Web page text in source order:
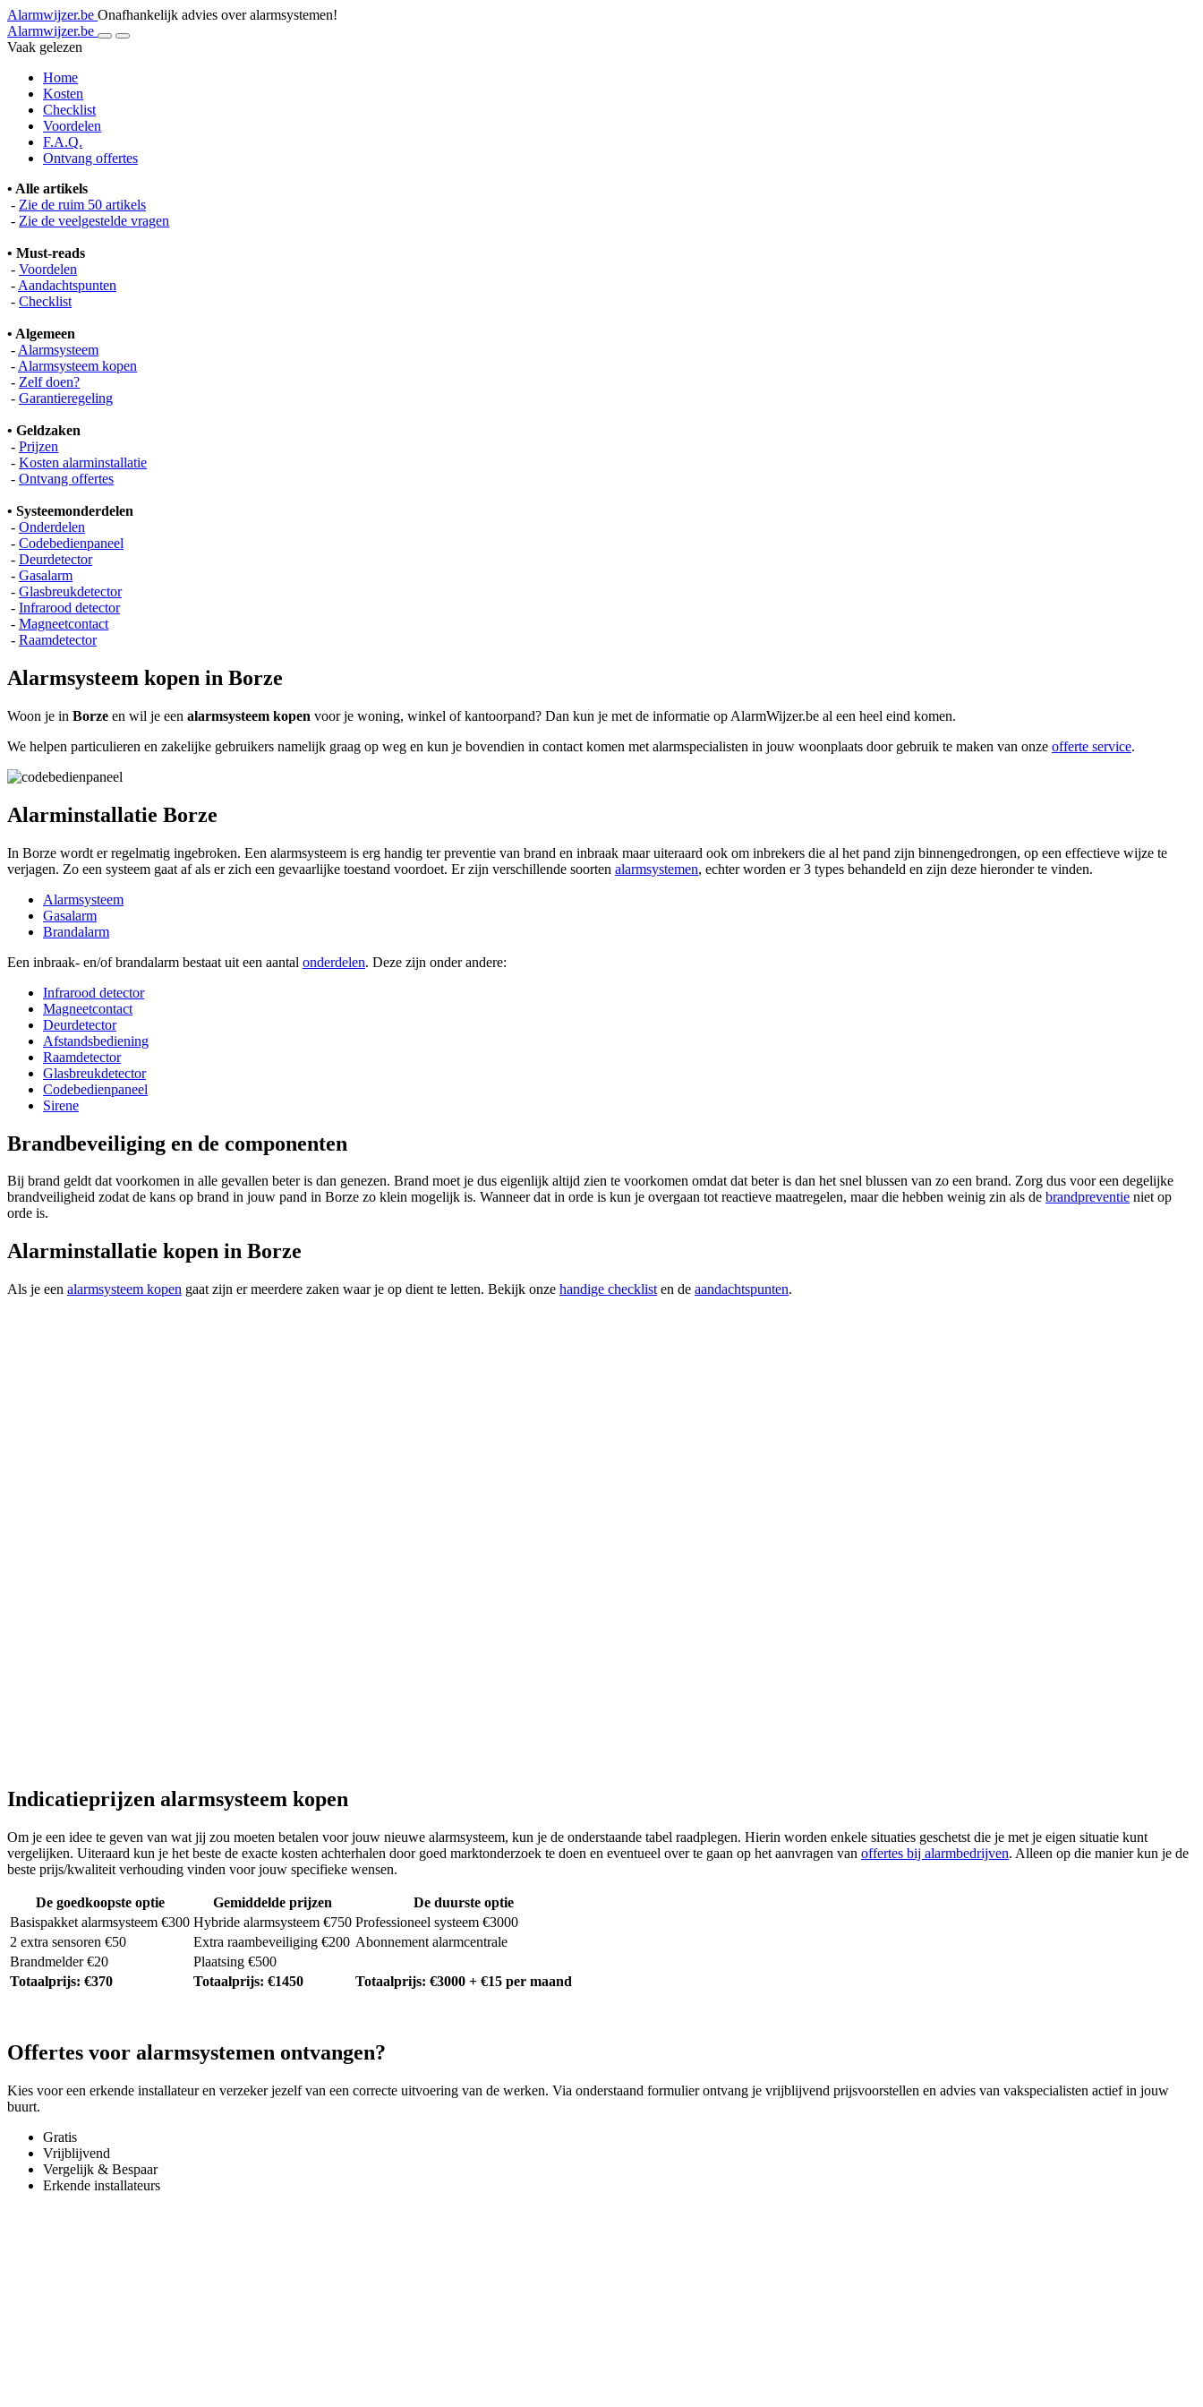
Alarmwijzer.be Onafhankelijk advies over alarmsystemen!
Alarmwijzer.be
Vaak gelezen
Home
Kosten
Checklist
Voordelen
F.A.Q.
Ontvang offertes
• Alle artikels
- Zie de ruim 50 artikels
- Zie de veelgestelde vragen
• Must-reads
- Voordelen
- Aandachtspunten
- Checklist
• Algemeen
- Alarmsysteem
- Alarmsysteem kopen
- Zelf doen?
- Garantieregeling
• Geldzaken
- Prijzen
- Kosten alarminstallatie
- Ontvang offertes
• Systeemonderdelen
- Onderdelen
- Codebedienpaneel
- Deurdetector
- Gasalarm
- Glasbreukdetector
- Infrarood detector
- Magneetcontact
- Raamdetector
Alarmsysteem kopen in Borze
Woon je in Borze en wil je een alarmsysteem kopen voor je woning, winkel of kantoorpand? Dan kun je met de informatie op AlarmWijzer.be al een heel eind komen.
We helpen particulieren en zakelijke gebruikers namelijk graag op weg en kun je bovendien in contact komen met alarmspecialisten in jouw woonplaats door gebruik te maken van onze offerte service.
Alarminstallatie Borze
In Borze wordt er regelmatig ingebroken. Een alarmsysteem is erg handig ter preventie van brand en inbraak maar uiteraard ook om inbrekers die al het pand zijn binnengedrongen, op een effectieve wijze te
verjagen. Zo een systeem gaat af als er zich een gevaarlijke toestand voordoet. Er zijn verschillende soorten alarmsystemen, echter worden er 3 types behandeld en zijn deze hieronder te vinden.
Alarmsysteem
Gasalarm
Brandalarm
Een inbraak- en/of brandalarm bestaat uit een aantal onderdelen. Deze zijn onder andere:
Infrarood detector
Magneetcontact
Deurdetector
Afstandsbediening
Raamdetector
Glasbreukdetector
Codebedienpaneel
Sirene
Brandbeveiliging en de componenten
Bij brand geldt dat voorkomen in alle gevallen beter is dan genezen. Brand moet je dus eigenlijk altijd zien te voorkomen omdat dat beter is dan het snel blussen van zo een brand. Zorg dus voor een degelijke
brandveiligheid zodat de kans op brand in jouw pand in Borze zo klein mogelijk is. Wanneer dat in orde is kun je overgaan tot reactieve maatregelen, maar die hebben weinig zin als de brandpreventie niet op
orde is.
Alarminstallatie kopen in Borze
Als je een alarmsysteem kopen gaat zijn er meerdere zaken waar je op dient te letten. Bekijk onze handige checklist en de aandachtspunten.
Indicatieprijzen alarmsysteem kopen
Om je een idee te geven van wat jij zou moeten betalen voor jouw nieuwe alarmsysteem, kun je de onderstaande tabel raadplegen. Hierin worden enkele situaties geschetst die je met je eigen situatie kunt
vergelijken. Uiteraard kun je het beste de exacte kosten achterhalen door goed marktonderzoek te doen en eventueel over te gaan op het aanvragen van offertes bij alarmbedrijven. Alleen op die manier kun je de
beste prijs/kwaliteit verhouding vinden voor jouw specifieke wensen.
De goedkoopste optie Gemiddelde prijzen
De duurste optie
Basispakket alarmsysteem €300 Hybride alarmsysteem €750 Professioneel systeem €3000
2 extra sensoren €50
Extra raambeveiliging €200 Abonnement alarmcentrale
Brandmelder €20
Plaatsing €500
Totaalprijs: €370
Totaalprijs: €1450 Totaalprijs: €3000 + €15 per maand
Offertes voor alarmsystemen ontvangen?
Kies voor een erkende installateur en verzeker jezelf van een correcte uitvoering van de werken. Via onderstaand formulier ontvang je vrijblijvend prijsvoorstellen en advies van vakspecialisten actief in jouw
buurt.
Gratis
Vrijblijvend
Vergelijk & Bespaar
Erkende installateurs